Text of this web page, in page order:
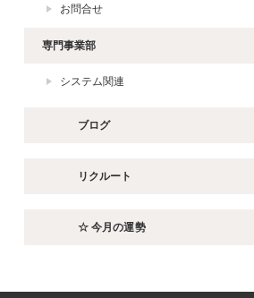
お問合せ
専門事業部
システム関連
ブログ
リクルート
☆ 今月の運勢